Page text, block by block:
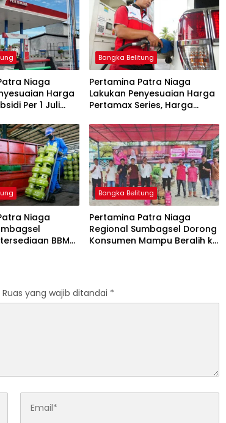
Niaga
Harga
Per 1 Juli
Bangka Belitung
Pertamina Patra Niaga
Lakukan Penyesuaian Harga
Pertamax Series, Harga
Tetap
Niaga
BBM
Bangka Belitung
Pertamina Patra Niaga
Regional Sumbagsel Dorong
Konsumen Mampu Beralih ke
Ruas yang wajib ditandai *